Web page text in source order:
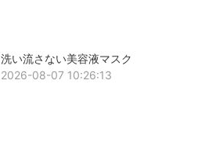
洗い流さない美容液マスク
2026-08-07 10:26:13